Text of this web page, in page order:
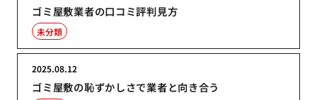
ゴミ屋敷業者の口コミ評判見方
未分類
ゴミ屋敷の恥ずかしさで業者と向き合う
2025.08.12